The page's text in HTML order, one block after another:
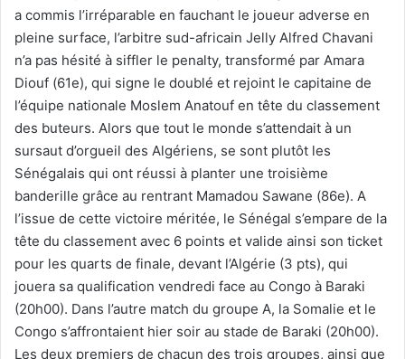
a commis l’irréparable en fauchant le joueur adverse en
pleine surface, l’arbitre sud-africain Jelly Alfred Chavani
n’a pas hésité à siffler le penalty, transformé par Amara
Diouf (61e), qui signe le doublé et rejoint le capitaine de
l’équipe nationale Moslem Anatouf en tête du classement
des buteurs. Alors que tout le monde s’attendait à un
sursaut d’orgueil des Algériens, se sont plutôt les
Sénégalais qui ont réussi à planter une troisième
banderille grâce au rentrant Mamadou Sawane (86e). A
l’issue de cette victoire méritée, le Sénégal s’empare de la
tête du classement avec 6 points et valide ainsi son ticket
pour les quarts de finale, devant l’Algérie (3 pts), qui
jouera sa qualification vendredi face au Congo à Baraki
(20h00). Dans l’autre match du groupe A, la Somalie et le
Congo s’affrontaient hier soir au stade de Baraki (20h00).
Les deux premiers de chacun des trois groupes, ainsi que